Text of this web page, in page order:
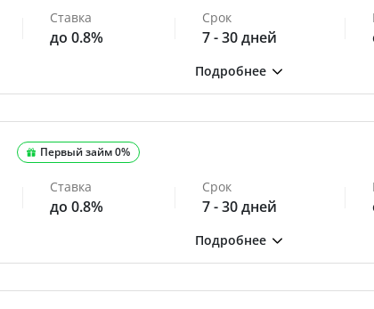
Ставка
до 0.8%
Срок
7 - 30 дней
Первый займ 0%
Ставка
до 0.8%
Срок
7 - 30 дней